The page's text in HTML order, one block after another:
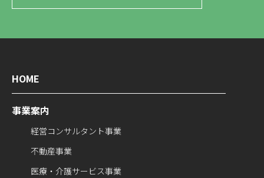
HOME
事業案内
経営コンサルタント事業
不動産事業
医療・介護サービス事業